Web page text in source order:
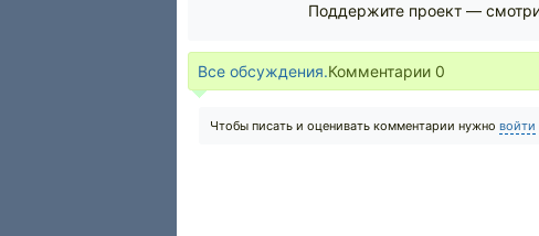
Поддержите проект —
Все обсуждения.Комментарии 0
Чтобы писать и оценивать комментарии нужно войти